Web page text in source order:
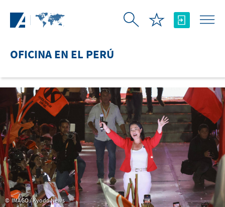
OFICINA EN EL PERÚ
IMAGO / Kyodo News